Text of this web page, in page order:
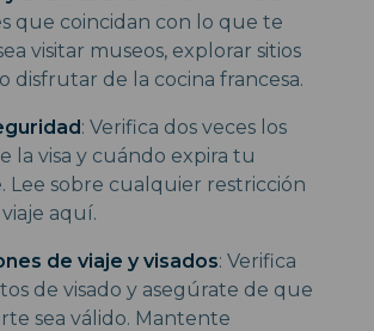
que coincidan con lo que te
visitar museos, explorar sitios
disfrutar de la cocina francesa.
: Verifica dos veces los
la visa y cuándo expira tu
Lee sobre cualquier restricción
aquí.
de viaje y visados: Verifica
de visado y asegúrate de que
sea válido. Mantente